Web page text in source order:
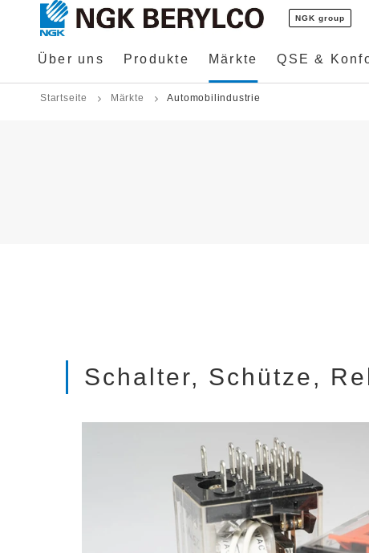
NGK group
Über uns Produkte Märkte QSE &
Startseite Märkte Automobilindustrie
Schalter, Schütze,